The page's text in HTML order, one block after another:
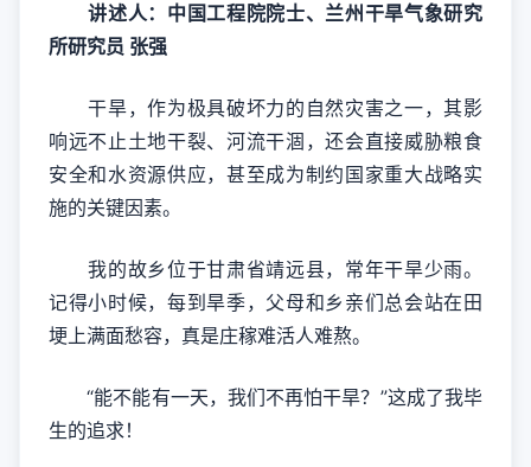
讲述人：中国工程院院士、兰州干旱气象研究
所研究员 张强
干旱，作为极具破坏力的自然灾害之一，其影
响远不止土地干裂、河流干涸，还会直接威胁粮食
安全和水资源供应，甚至成为制约国家重大战略实
施的关键因素。
我的故乡位于甘肃省靖远县，常年干旱少雨。
记得小时候，每到旱季，父母和乡亲们总会站在田
埂上满面愁容，真是庄稼难活人难熬。
“能不能有一天，我们不再怕干旱？”这成了我毕
生的追求！